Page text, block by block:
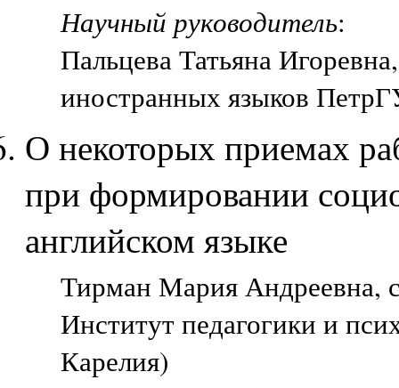
Научный руководитель:
Пальцева Татьяна
иностранных языков
О некоторых приемах
при формировании
английском языке
Тирман Мария Андреевна,
Институт педагогики и
Карелия)